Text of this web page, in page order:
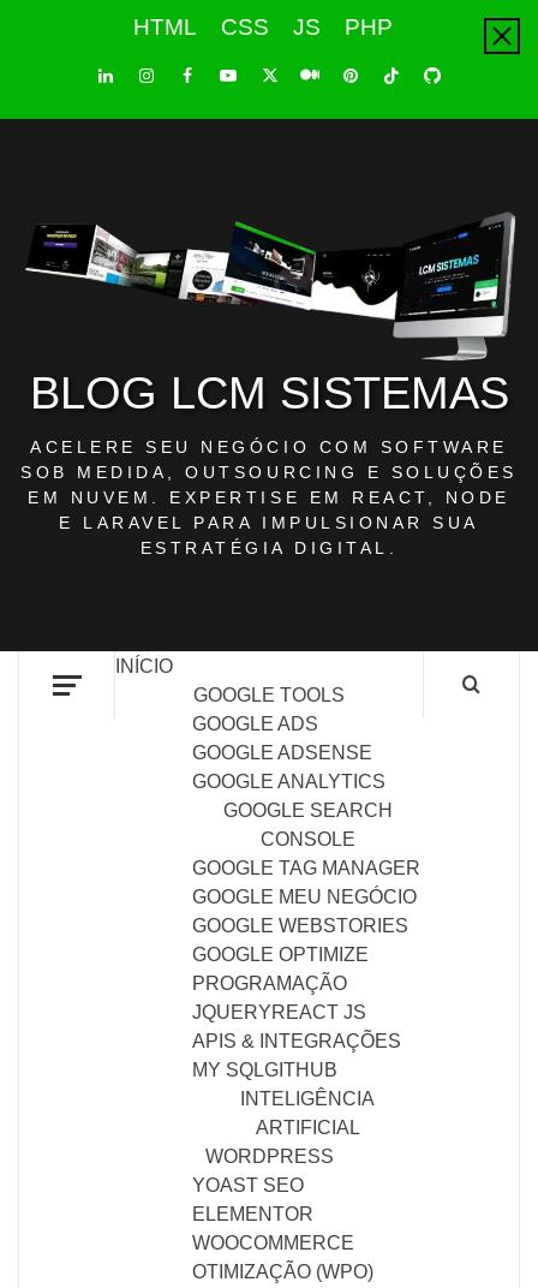
HTML CSS JS PHP
LinkedInInstagramFacebookYoutube
X PinterestTiktokGithub
BLOG LCM SISTEMAS
ACELERE SEU NEGÓCIO COM SOFTWARE
SOB MEDIDA, OUTSOURCING E SOLUÇÕES
EM NUVEM. EXPERTISE EM REACT, NODE
E LARAVEL PARA IMPULSIONAR SUA
ESTRATÉGIA DIGITAL.
INÍCIO
GOOGLE TOOLS
GOOGLE ADS
GOOGLE ADSENSE
GOOGLE ANALYTICS
GOOGLE SEARCH
CONSOLE
GOOGLE TAG MANAGER
GOOGLE MEU NEGÓCIO
GOOGLE WEBSTORIES
GOOGLE OPTIMIZE
PROGRAMAÇÃO
JQUERYREACT JS
APIS & INTEGRAÇÕES
MY SQLGITHUB
INTELIGÊNCIA
ARTIFICIAL
WORDPRESS
YOAST SEO
ELEMENTOR
WOOCOMMERCE
OTIMIZAÇÃO (WPO)